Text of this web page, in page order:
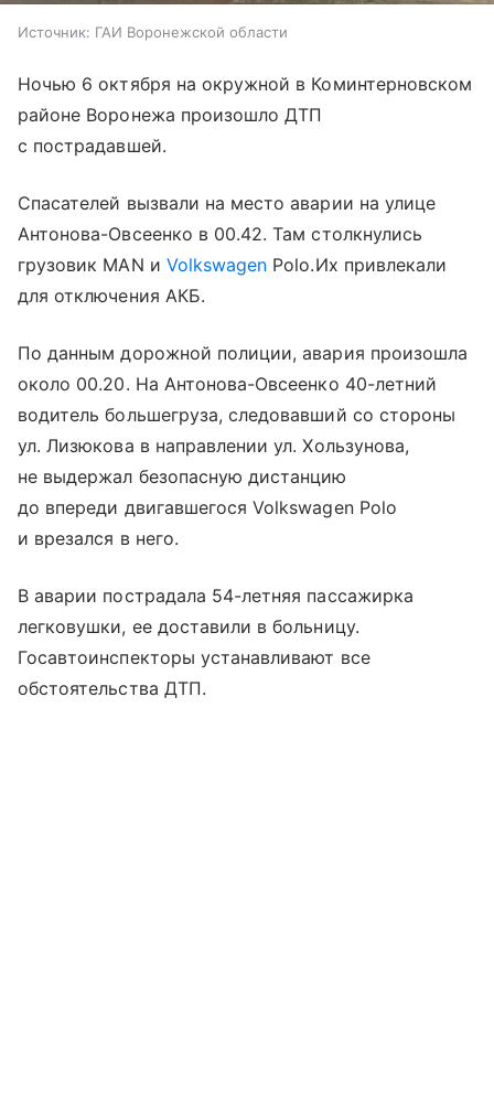
Источник: ГАИ Воронежской области
Ночью 6 октября на окружной в Коминтерновском
районе Воронежа произошло ДТП
с пострадавшей.
Спасателей вызвали на место аварии на улице
Антонова-Овсеенко в 00.42. Там столкнулись
грузовик MAN и Volkswagen Polo.Их привлекали
для отключения АКБ.
По данным дорожной полиции, авария произошла
около 00.20. На Антонова-Овсеенко 40-летний
водитель большегруза, следовавший со стороны
ул. Лизюкова в направлении ул. Хользунова,
не выдержал безопасную дистанцию
до впереди двигавшегося Volkswagen Polo
и врезался в него.
В аварии пострадала 54-летняя пассажирка
легковушки, ее доставили в больницу.
Госавтоинспекторы устанавливают все
обстоятельства ДТП.